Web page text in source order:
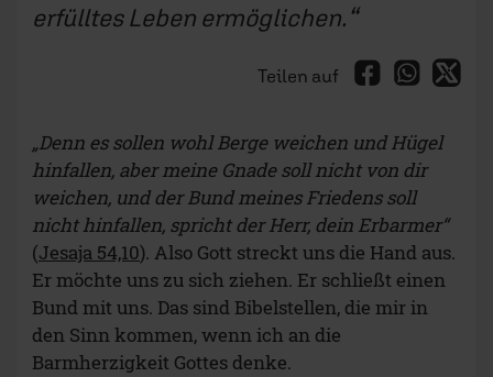
erfülltes Leben ermöglichen.
Teilen auf
„Denn es sollen wohl Berge weichen und Hügel
hinfallen, aber meine Gnade soll nicht von dir
weichen, und der Bund meines Friedens soll
nicht hinfallen, spricht der Herr, dein Erbarmer“
(Jesaja 54,10). Also Gott streckt uns die Hand aus.
Er möchte uns zu sich ziehen. Er schließt einen
Bund mit uns. Das sind Bibelstellen, die mir in
den Sinn kommen, wenn ich an die
Barmherzigkeit Gottes denke.